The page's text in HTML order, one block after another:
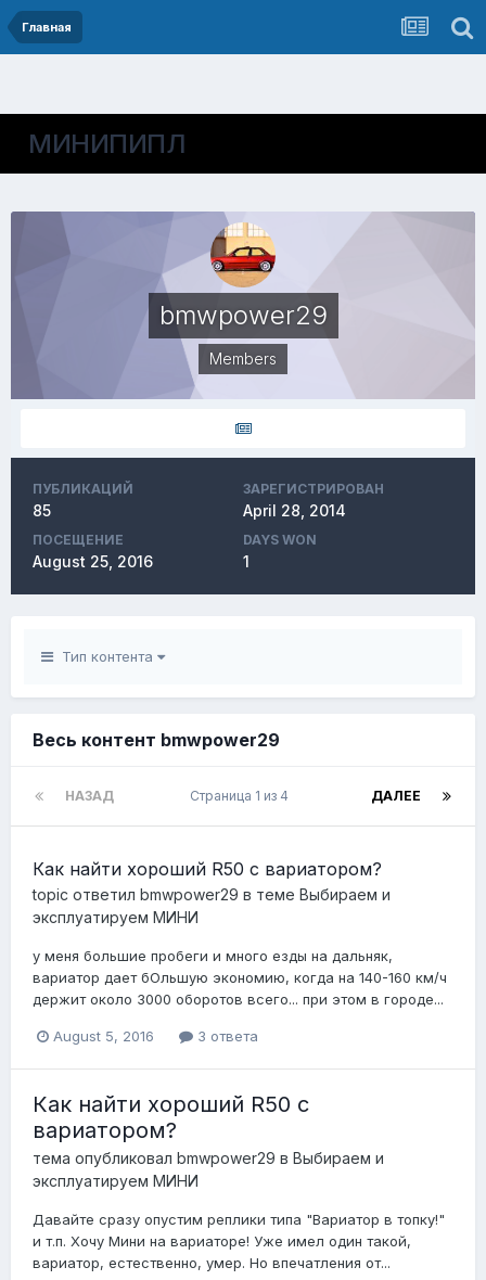
Главная
МИНИПИПЛ
bmwpower29
Members
ПУБЛИКАЦИЙ
85
ЗАРЕГИСТРИРОВАН
April 28, 2014
ПОСЕЩЕНИЕ
August 25, 2016
DAYS WON
1
Тип контента
Весь контент bmwpower29
НАЗАД ДАЛЕЕ
Страница 1 из 4
Как найти хороший R50 с вариатором?
topic ответил bmwpower29 в теме Выбираем и
эксплуатируем МИНИ
у меня большие пробеги и много езды на дальняк,
вариатор дает бОльшую экономию, когда на 140-160 км/ч
держит около 3000 оборотов всего... при этом в городе...
August 5, 2016 3 ответа
Как найти хороший R50 с
вариатором?
тема опубликовал bmwpower29 в Выбираем и
эксплуатируем МИНИ
Давайте сразу опустим реплики типа "Вариатор в топку!"
и т.п. Хочу Мини на вариаторе! Уже имел один такой,
вариатор, естественно, умер. Но впечатления от...